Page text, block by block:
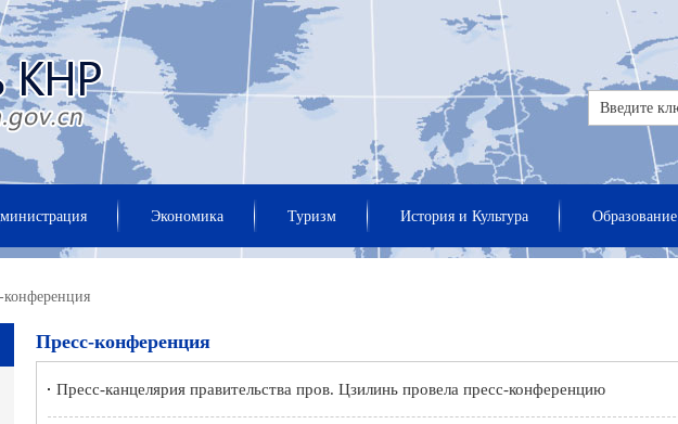
Экономика Туризм История и Культура Образование
конференция
Пресс-конференция
Пресс-канцелярия правительства пров. Цзилинь провела пресс-конференцию